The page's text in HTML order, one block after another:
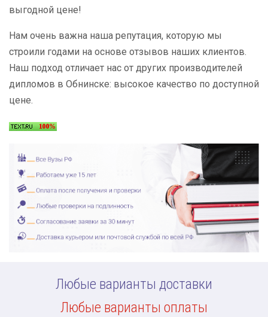
выгодной цене!
Нам очень важна наша репутация, которую мы
строили годами на основе отзывов наших клиентов.
Наш подход отличает нас от других производителей
дипломов в Обнинске: высокое качество по доступной
цене.
Любые варианты доставки
Любые варианты оплаты